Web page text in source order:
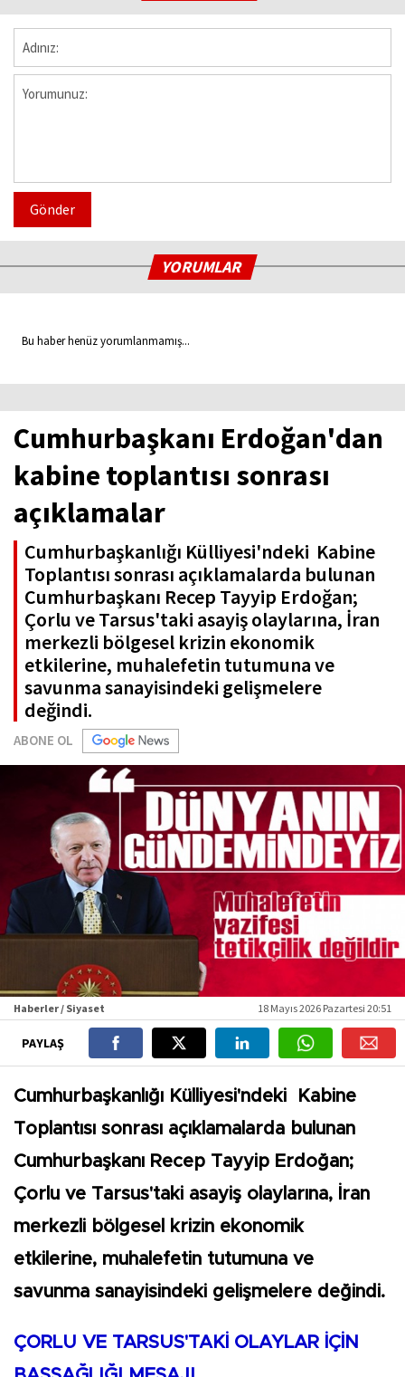
Gönder
YORUMLAR
Bu haber henüz yorumlanmamış...
Cumhurbaşkanı Erdoğan'dan
kabine toplantısı sonrası
açıklamalar
Cumhurbaşkanlığı Külliyesi'ndeki Kabine
Toplantısı sonrası açıklamalarda bulunan
Cumhurbaşkanı Recep Tayyip Erdoğan;
Çorlu ve Tarsus'taki asayiş olaylarına, İran
merkezli bölgesel krizin ekonomik
etkilerine, muhalefetin tutumuna ve
savunma sanayisindeki gelişmelere
değindi.
ABONE OL
Haberler / Siyaset 18 Mayıs 2026 Pazartesi 20:51
PAYLAŞ
Cumhurbaşkanlığı Külliyesi'ndeki Kabine
Toplantısı sonrası açıklamalarda bulunan
Cumhurbaşkanı Recep Tayyip Erdoğan;
Çorlu ve Tarsus'taki asayiş olaylarına, İran
merkezli bölgesel krizin ekonomik
etkilerine, muhalefetin tutumuna ve
savunma sanayisindeki gelişmelere değindi.
ÇORLU VE TARSUS'TAKİ OLAYLAR İÇİN